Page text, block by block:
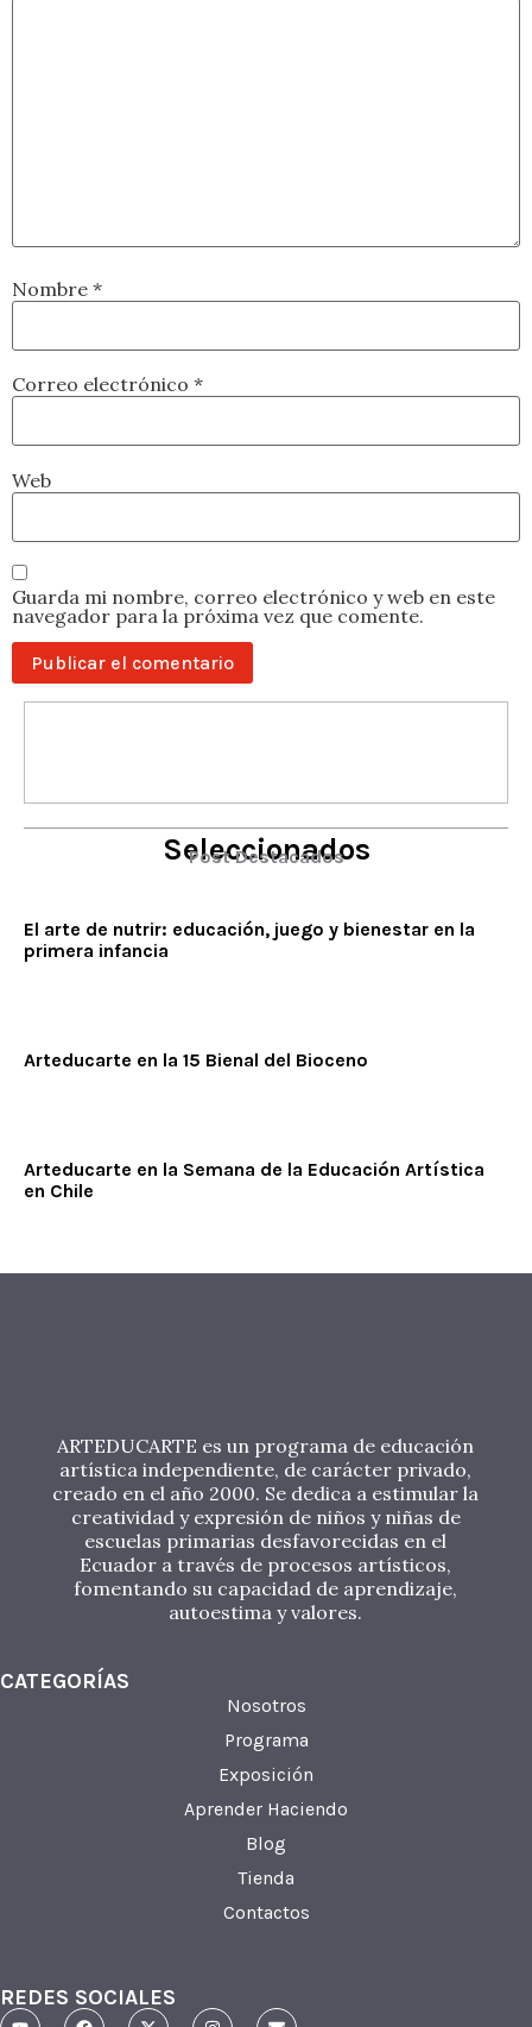
Nombre *
Correo electrónico *
Web
Guarda mi nombre, correo electrónico y web en este
navegador para la próxima vez que comente.
Seleccionados
Post Destacados
El arte de nutrir: educación, juego y bienestar en la
primera infancia
Arteducarte en la 15 Bienal del Bioceno
Arteducarte en la Semana de la Educación Artística
en Chile
ARTEDUCARTE es un programa de educación
artística independiente, de carácter privado,
creado en el año 2000. Se dedica a estimular la
creatividad y expresión de niños y niñas de
escuelas primarias desfavorecidas en el
Ecuador a través de procesos artísticos,
fomentando su capacidad de aprendizaje,
autoestima y valores.
CATEGORÍAS
Nosotros
Programa
Exposición
Aprender Haciendo
Blog
Tienda
Contactos
REDES SOCIALES